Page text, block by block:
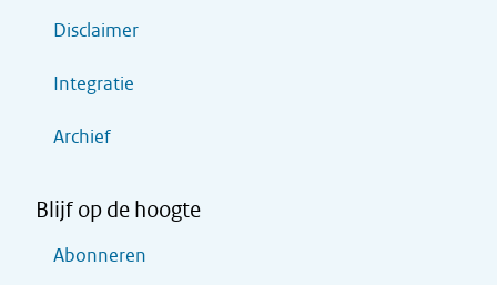
Disclaimer
Integratie
Archief
Blijf op de hoogte
Abonneren